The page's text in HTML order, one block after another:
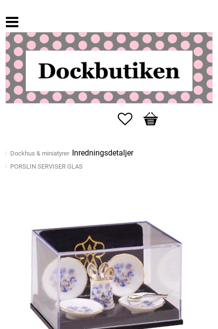
Favoriter
Kundvagn
Dockhus & miniatyrer Inredningsdetaljer
PORSLIN SERVISER GLAS